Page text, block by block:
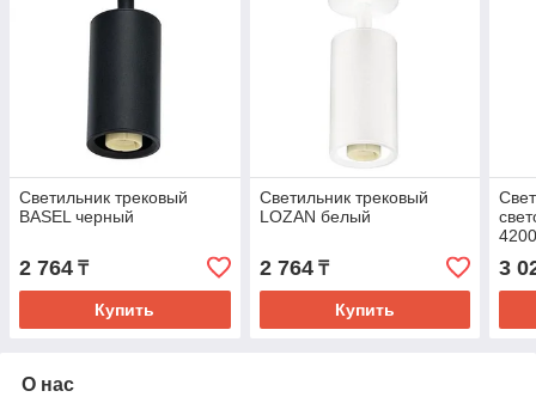
Светильник трековый
BASEL черный
2 764 ₸
Купить
Светильник трековый
LOZAN белый
2 764₸
Купить
3
О нас